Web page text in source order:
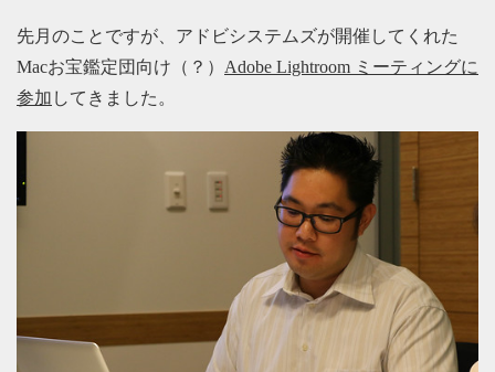
先月のことですが、アドビシステムズが開催してくれた
Macお宝鑑定団向け（？） Adobe Lightroom ミーティングに
参加 してきました。